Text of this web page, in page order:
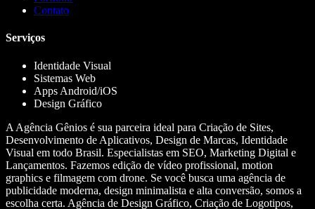
Contato
Serviços
Identidade Visual
Sistemas Web
Apps Android/iOS
Design Gráfico
A Agência Gênios é sua parceira ideal para Criação de Sites,
Desenvolvimento de Aplicativos, Design de Marcas, Identidade
Visual em todo Brasil. Especialistas em SEO, Marketing Digital e
Lançamentos. Fazemos edição de vídeo profissional, motion
graphics e filmagem com drone. Se você busca uma agência de
publicidade moderna, design minimalista e alta conversão, somos a
escolha certa. Agência de Design Gráfico, Criação de Logotipos,